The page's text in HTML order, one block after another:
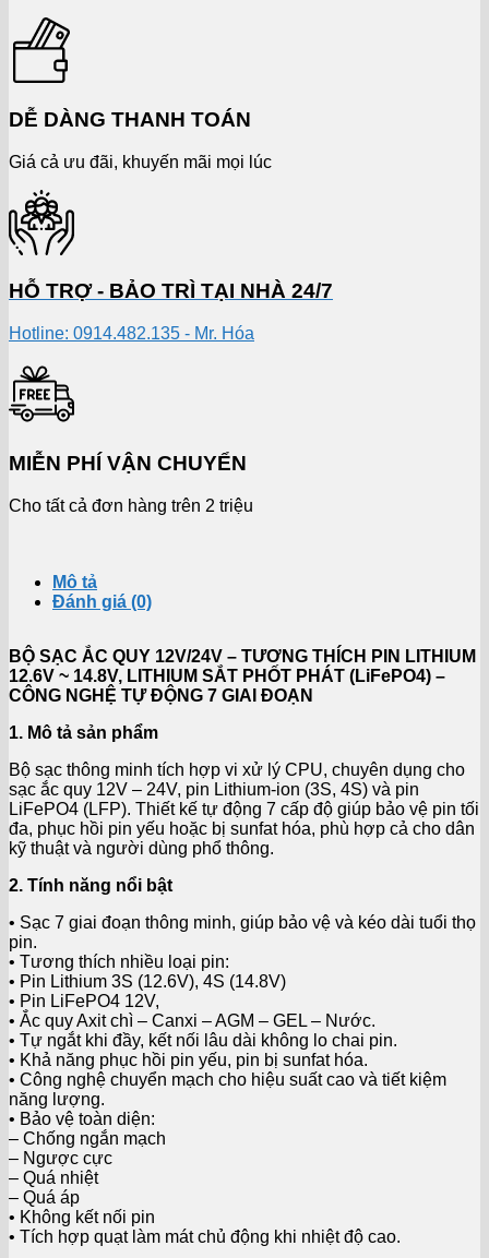
DỄ DÀNG THANH TOÁN
Giá cả ưu đãi, khuyến mãi mọi lúc
HỖ TRỢ - BẢO TRÌ TẠI NHÀ 24/7
Hotline: 0914.482.135 - Mr. Hóa
MIỄN PHÍ VẬN CHUYỂN
Cho tất cả đơn hàng trên 2 triệu
Mô tả
Đánh giá (0)
BỘ SẠC ẮC QUY 12V/24V – TƯƠNG THÍCH PIN LITHIUM
12.6V ~ 14.8V, LITHIUM SẮT PHỐT PHÁT (LiFePO4) –
CÔNG NGHỆ TỰ ĐỘNG 7 GIAI ĐOẠN
1. Mô tả sản phẩm
Bộ sạc thông minh tích hợp vi xử lý CPU, chuyên dụng cho
sạc ắc quy 12V – 24V, pin Lithium-ion (3S, 4S) và pin
LiFePO4 (LFP). Thiết kế tự động 7 cấp độ giúp bảo vệ pin tối
đa, phục hồi pin yếu hoặc bị sunfat hóa, phù hợp cả cho dân
kỹ thuật và người dùng phổ thông.
2. Tính năng nổi bật
• Sạc 7 giai đoạn thông minh, giúp bảo vệ và kéo dài tuổi thọ
pin.
• Tương thích nhiều loại pin:
• Pin Lithium 3S (12.6V), 4S (14.8V)
• Pin LiFePO4 12V,
• Ắc quy Axit chì – Canxi – AGM – GEL – Nước.
• Tự ngắt khi đầy, kết nối lâu dài không lo chai pin.
• Khả năng phục hồi pin yếu, pin bị sunfat hóa.
• Công nghệ chuyển mạch cho hiệu suất cao và tiết kiệm
năng lượng.
• Bảo vệ toàn diện:
– Chống ngắn mạch
– Ngược cực
– Quá nhiệt
– Quá áp
• Không kết nối pin
• Tích hợp quạt làm mát chủ động khi nhiệt độ cao.